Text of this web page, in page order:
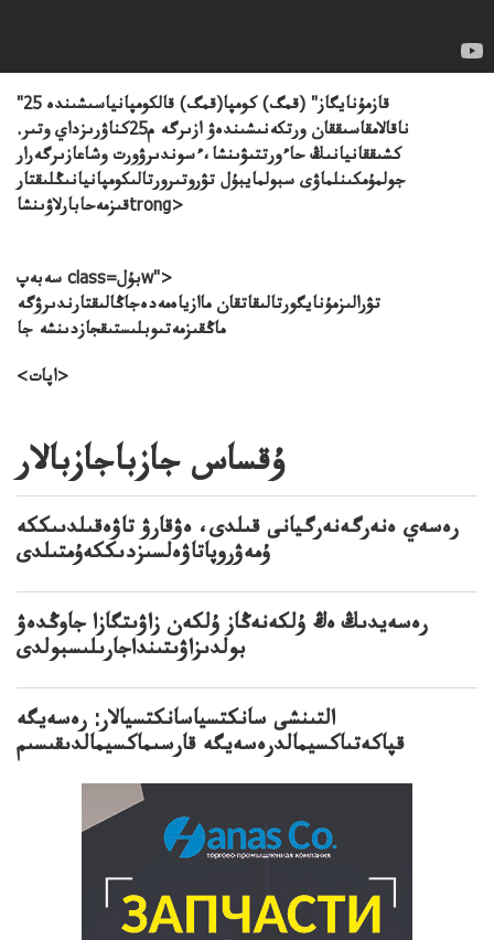
"قازمۇنايگاز" (قمگ) كومپا(قمگ) قالكومپانياسىشىندە 25
ناقالامقاسىققان ورتكەنىشىندەۋ ازىرگە م25كناۋرىزداي وتىر.
كشىققانيانىڭ حاءورتتىۋىنشا،ءسوندىرۋورت وشاعازىرگەرار
جولمۇمكىنلماۋى سبولمايبۇل تۋروتىرورتالىكومپانيانىڭلىقتار
قىزمەحابارلاۋىنشاtrong>
سەبەپ class=بۇلw">
تۋرالىزمۇنايگورتالىقاتقان ماازياەمەدەجاڭالىقتارندىرۋگە
ماڭقىزمەتىوبلىستىقجازدىنشە جا
<اپات>
ۇقساس جازباجازبالار
رەسەي ەنەرگەنەرگيانى قىلدى، ەۋقارۋ تاۋەقىلدىىككە
ۇمەۋروپاتاۋەلسىزدىككەۇمتىلدى
رەسەيدىڭ ەڭ ۇلكەنەڭاز ۇلكەن زاۋىتگازا جاوڭدەۋ
بولدىزاۋىتىنداجارىلىسبولدى
التىنشى سانكتسياسانكتسيالار: رەسەيگە
قپاكەتىاكسيمالدرەسەيگە قارسىماكسيمالدىقىسىم